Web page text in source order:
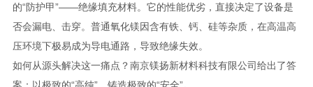
的“防护甲”——绝缘填充材料。它的性能优劣，直接决定了设备是
否会漏电、击穿。普通氧化镁因含有铁、钙、硅等杂质，在高温高
压环境下极易成为导电通路，导致绝缘失效。
如何从源头解决这一痛点？南京镁扬新材料科技有限公司给出了答